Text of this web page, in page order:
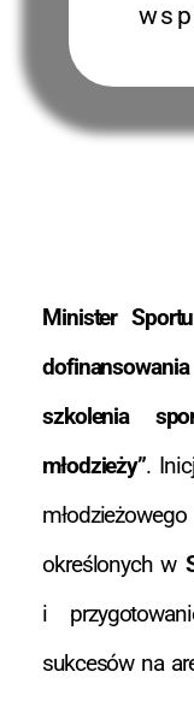
Minister
szkolenia
młodzieży”.
określonych w
i
sukcesów na